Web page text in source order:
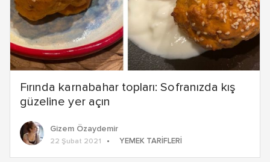
Fırında karnabahar topları: Sofranızda kış
güzeline yer açın
Gizem Özaydemir
22 Şubat 2021 YEMEK TARIFLERI